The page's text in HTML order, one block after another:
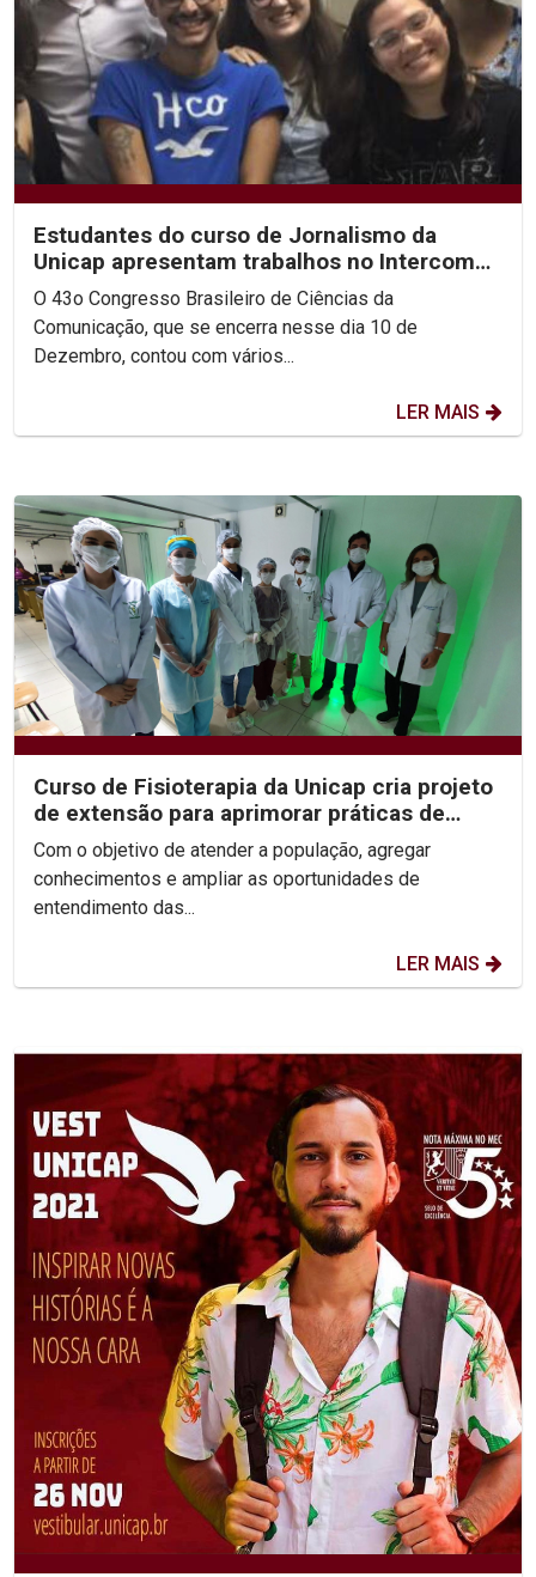
Estudantes do curso de Jornalismo da
Unicap apresentam trabalhos no Intercom
2020
O 43o Congresso Brasileiro de Ciências da
Comunicação, que se encerra nesse dia 10 de
Dezembro, contou com vários...
LER MAIS
Curso de Fisioterapia da Unicap cria projeto
de extensão para aprimorar práticas de
saúde voltado...
Com o objetivo de atender a população, agregar
conhecimentos e ampliar as oportunidades de
entendimento das...
LER MAIS